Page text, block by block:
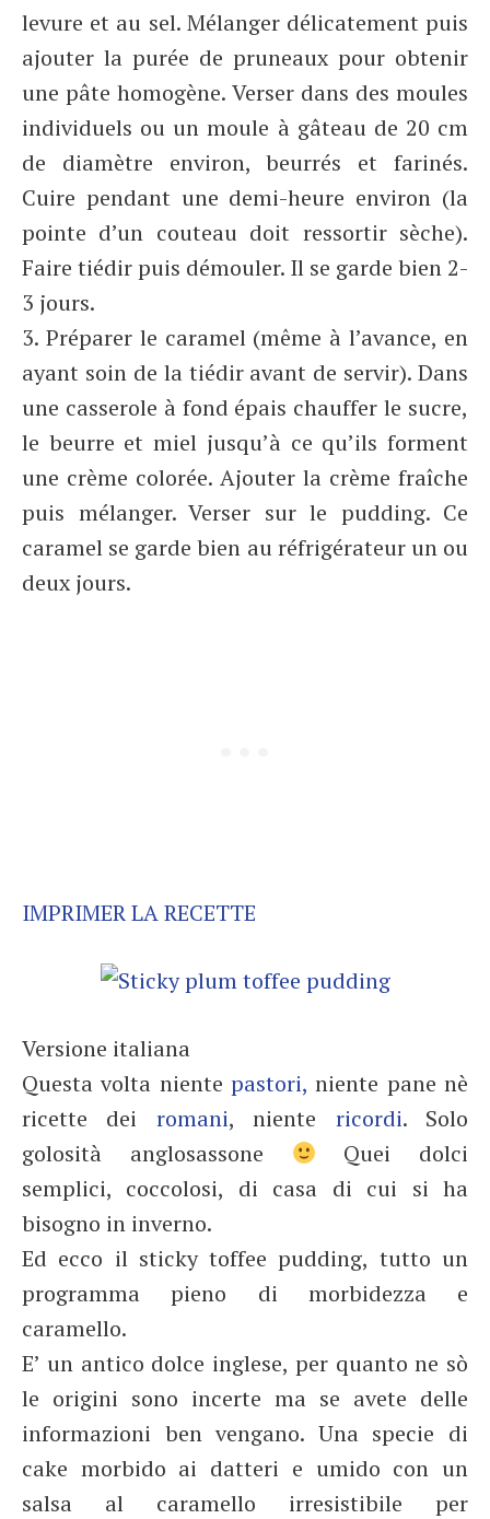
levure et au sel. Mélanger délicatement puis
ajouter la purée de pruneaux pour obtenir
une pâte homogène. Verser dans des moules
individuels ou un moule à gâteau de 20 cm
de diamètre environ, beurrés et farinés.
Cuire pendant une demi-heure environ (la
pointe d’un couteau doit ressortir sèche).
Faire tiédir puis démouler. Il se garde bien 2-
3 jours.
3. Préparer le caramel (même à l’avance, en
ayant soin de la tiédir avant de servir). Dans
une casserole à fond épais chauffer le sucre,
le beurre et miel jusqu’à ce qu’ils forment
une crème colorée. Ajouter la crème fraîche
puis mélanger. Verser sur le pudding. Ce
caramel se garde bien au réfrigérateur un ou
deux jours.
IMPRIMER LA RECETTE
Versione italiana
Questa volta niente pastori, niente pane nè
ricette dei romani, niente ricordi. Solo
golosità anglosassone
Quei dolci
semplici, coccolosi, di casa di cui si ha
bisogno in inverno.
Ed ecco il sticky toffee pudding, tutto un
programma pieno di morbidezza e
caramello.
E’ un antico dolce inglese, per quanto ne sò
le origini sono incerte ma se avete delle
informazioni ben vengano. Una specie di
cake morbido ai datteri e umido con un
salsa al caramello irresistibile per